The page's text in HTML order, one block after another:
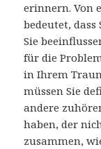
erinnern. Von
bedeutet, dass
Sie
für die
in Ihrem
müssen Sie
andere
haben, der
zusammen,